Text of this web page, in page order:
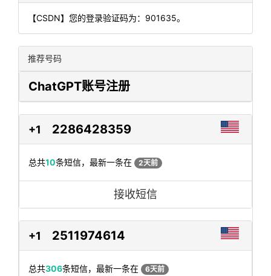
【CSDN】您的登录验证码为：901635。
推荐号码
ChatGPT账号注册
+1 2286428359
总共10条短信，最新一条在 2天前
接收短信
+1 2511974614
总共306条短信，最新一条在 6天前